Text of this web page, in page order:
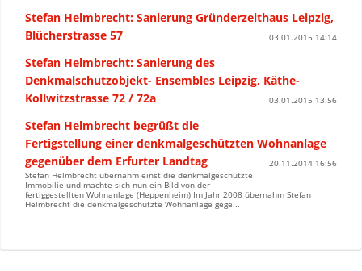
Stefan Helmbrecht: Sanierung Gründerzeithaus Leipzig,
Blücherstrasse 57
03.01.2015 14:14
Stefan Helmbrecht: Sanierung des
Denkmalschutzobjekt- Ensembles Leipzig, Käthe-
Kollwitzstrasse 72 / 72a
03.01.2015 13:56
Stefan Helmbrecht begrüßt die
Fertigstellung einer denkmalgeschützten Wohnanlage
gegenüber dem Erfurter Landtag
20.11.2014 16:56
Stefan Helmbrecht übernahm einst die denkmalgeschützte
Immobilie und machte sich nun ein Bild von der
fertiggestellten Wohnanlage (Heppenheim) Im Jahr 2008 übernahm Stefan
Helmbrecht die denkmalgeschützte Wohnanlage gege...